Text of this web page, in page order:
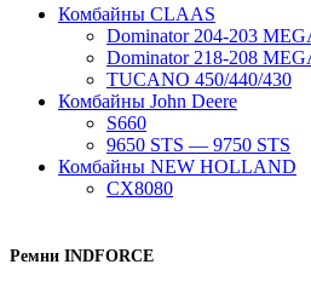
Комбайны CLAAS
Dominator 204-203
Dominator 218-208
TUCANO 450/440/430
Комбайны John Deere
S660
9650 STS — 9750 STS
Комбайны NEW HOLLAND
CX8080
Ремни INDFORCE